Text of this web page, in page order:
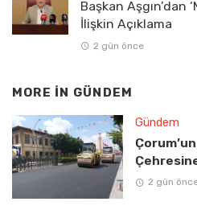
Başkan Aşgın’dan
İlişkin Açıklama
2 gün önce
MORE IN GÜNDEM
Gündem
2 gün